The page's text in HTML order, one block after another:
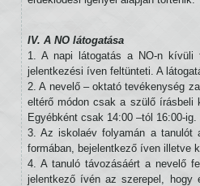
IV. A NO látogatása
1. A napi látogatás a NO-n kívüli
jelentkezési íven feltünteti. A
2. A nevelő – oktató tevékenység
eltérő módon csak a szülő írásbeli
Egyébként csak 14:00 –tól 16:00-ig.
3. Az iskolaév folyamán a tanulót
formában, bejelentkező íven illetve
4. A tanuló távozásáért a nevelő
jelentkező ívén az szerepel, hogy